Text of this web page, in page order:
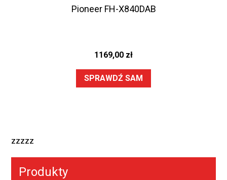
Pioneer FH-X840DAB
1169,00 zł
SPRAWDŹ SAM
zzzzz
Produkty